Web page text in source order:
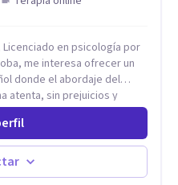
en psicología por
me interesa ofrecer un
donde el abordaje del
atenta, sin prejuicios y
sin caer en etiquetas.
en algún momento pueden
particulares, es en mi
a esas cuestiones
cambios. Soy una